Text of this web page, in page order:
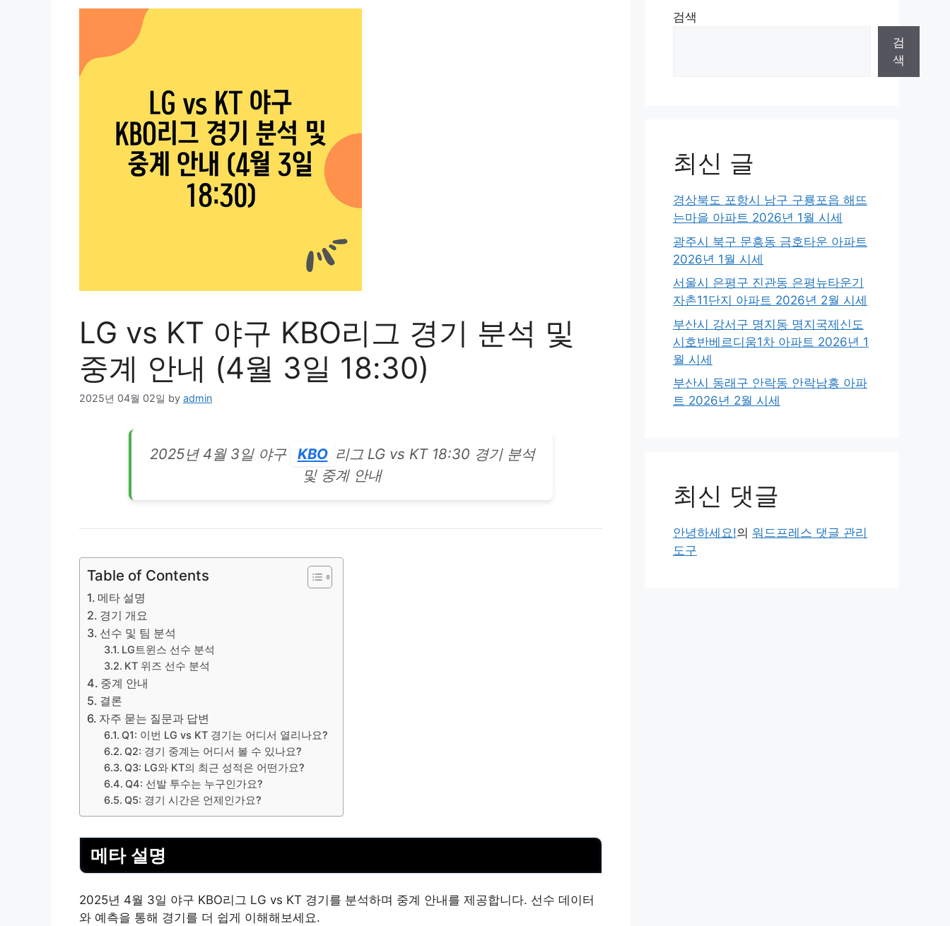
LG vs KT 야구 KBO리그 경기 분석 및
중계 안내 (4월 3일 18:30)
2025년 04월 02일 by admin
2025년 4월 3일 야구 KBO 리그 LG vs KT 18:30 경기 분석
및 중계 안내
Table of Contents
메타 설명
경기 개요
선수 및 팀 분석
LG트윈스 선수 분석
KT 위즈 선수 분석
중계 안내
결론
자주 묻는 질문과 답변
Q1: 이번 LG vs KT 경기는 어디서 열리나요?
Q2: 경기 중계는 어디서 볼 수 있나요?
Q3: LG와 KT의 최근 성적은 어떤가요?
Q4: 선발 투수는 누구인가요?
Q5: 경기 시간은 언제인가요?
메타 설명
2025년 4월 3일 야구 KBO리그 LG vs KT 경기를 분석하며 중계 안내를 제공합니다. 선수 데이터
와 예측을 통해 경기를 더 쉽게 이해해보세요.
검색
검
색
최신 글
경상북도 포항시 남구 구룡포읍 해뜨
는마을 아파트 2026년 1월 시세
광주시 북구 문흥동 금호타운 아파트
2026년 1월 시세
서울시 은평구 진관동 은평뉴타운기
자촌11단지 아파트 2026년 2월 시세
부산시 강서구 명지동 명지국제신도
시호반베르디움1차 아파트 2026년 1
월 시세
부산시 동래구 안락동 안락남흥 아파
트 2026년 2월 시세
최신 댓글
안녕하세요!의 워드프레스 댓글 관리
도구